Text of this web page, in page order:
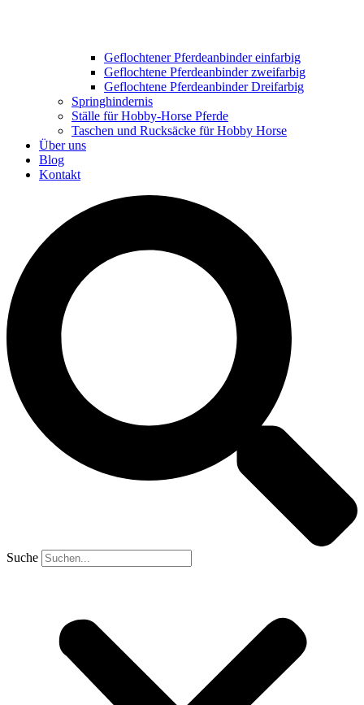
Geflochtener Pferdeanbinder einfarbig
Geflochtene Pferdeanbinder zweifarbig
Geflochtene Pferdeanbinder Dreifarbig
Springhindernis
Ställe für Hobby-Horse Pferde
Taschen und Rucksäcke für Hobby Horse
Über uns
Blog
Kontakt
Suche